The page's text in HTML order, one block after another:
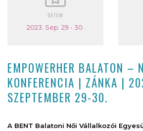
DÁTUM
2023. Sep. 29 - 30.
EMPOWERHER BALATON –
KONFERENCIA | ZÁNKA |
SZEPTEMBER 29-30.
A BENT Balatoni Női Vállalkozói